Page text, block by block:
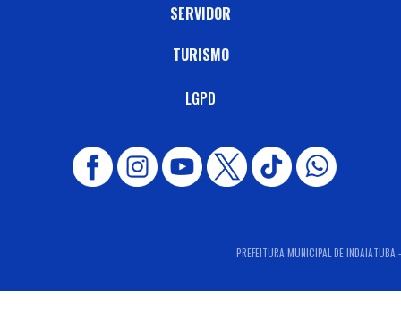
SERVIDOR
TURISMO
LGPD
PREFEITURA MUNICIPAL DE